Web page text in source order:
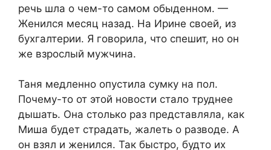
речь шла о чем-то самом обыденном. —
Женился месяц назад. На Ирине своей, из
бухгалтерии. Я говорила, что спешит, но он
же взрослый мужчина.
Таня медленно опустила сумку на пол.
Почему-то от этой новости стало труднее
дышать. Она столько раз представляла, как
Миша будет страдать, жалеть о разводе. А
он взял и женился. Так быстро, будто их